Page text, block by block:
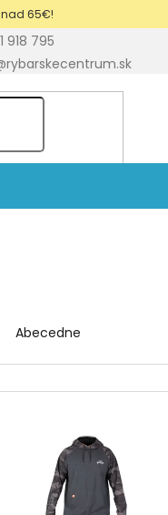
65€!
918 795
Abecedne